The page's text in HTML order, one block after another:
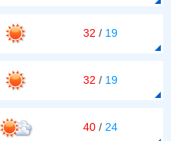
32 / 19
32 / 19
40 / 24